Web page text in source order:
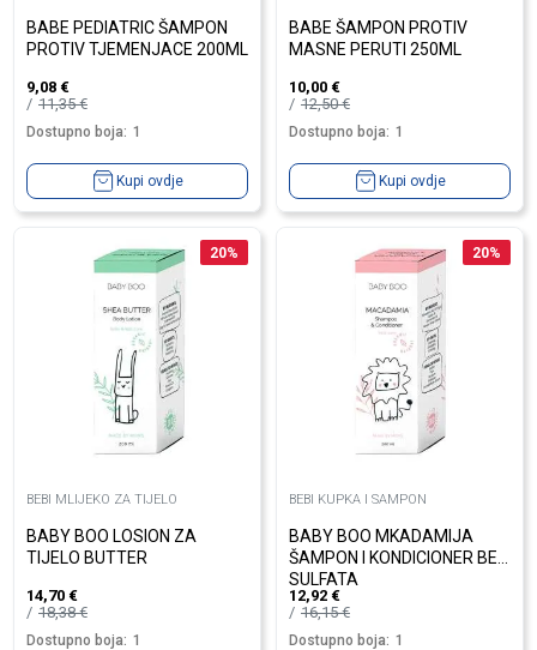
BABE PEDIATRIC ŠAMPON
PROTIV TJEMENJACE 200ML
9,08 €
11,35€
Dostupno boja: 1
Kupi ovdje
BABE ŠAMPON PROTIV
MASNE PERUTI 250ML
10,00 €
12,50€
Dostupno boja: 1
Kupi ovdje
20%
BEBI MLIJEKO ZA TIJELO
BABY BOO LOSION ZA
TIJELO BUTTER
14,70 €
18,38€
Dostupno boja: 1
20%
BEBI KUPKA I SAMPON
BABY BOO MKADAMIJA
ŠAMPON I KONDICIONER BEZ
SULFATA
12,92 €
16,15€
Dostupno boja: 1